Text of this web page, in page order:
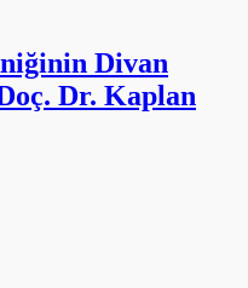
Divan
Dr. Kaplan